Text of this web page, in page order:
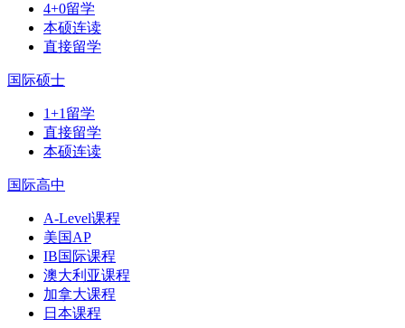
4+0留学
本硕连读
直接留学
国际硕士
1+1留学
直接留学
本硕连读
国际高中
A-Level课程
美国AP
IB国际课程
澳大利亚课程
加拿大课程
日本课程